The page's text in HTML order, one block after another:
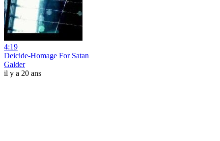
4:19
Deicide-Homage For Satan
Galder
il y a 20 ans